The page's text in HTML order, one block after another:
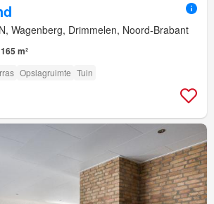
Wagenberg, Drimmelen, Noord-Brabant
165 m²
Opslagruimte Tuin